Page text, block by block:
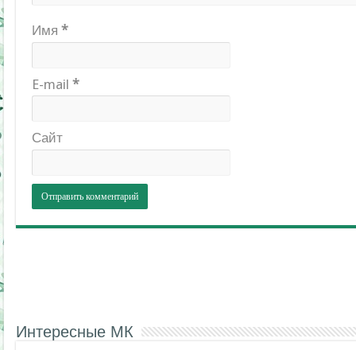
Имя *
E-mail *
Сайт
Интересные МК